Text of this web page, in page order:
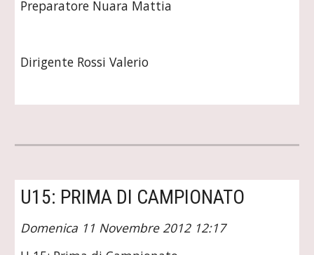
Preparatore Nuara Mattia
Dirigente Rossi Valerio
U15: PRIMA DI CAMPIONATO
Domenica 11 Novembre 2012 12:17